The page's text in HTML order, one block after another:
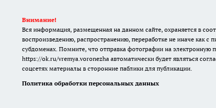
Внимание!
Вся информация, размещенная на данном сайте, охраняется в
воспроизведению, распространению, переработке не иначе как с
субдоменах. Помните, что отправка фотографии на
https://ok.ru/vremya.voronezha автоматически будет являться
соцсетях материалы в сторонние паблики для публикации.
Политика обработки персональных данных